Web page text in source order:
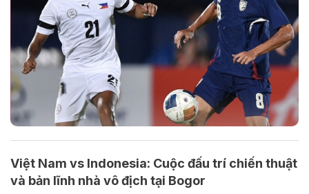
Việt Nam vs Indonesia: Cuộc đấu trí chiến thuật
và bản lĩnh nhà vô địch tại Bogor